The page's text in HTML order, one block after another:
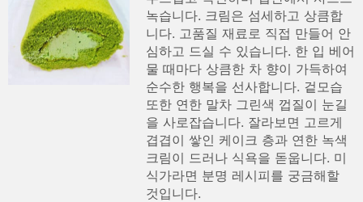
녹습니다. 크림은 섬세하고 상큼합
니다. 고품질 재료로 직접 만들어 안
심하고 드실 수 있습니다. 한 입 베어
물 때마다 상큼한 차 향이 가득하여
순수한 행복을 선사합니다. 겉모습
또한 연한 말차 그린색 껍질이 눈길
을 사로잡습니다. 잘라보면 고르게
겹겹이 쌓인 케이크 층과 연한 녹색
크림이 드러나 식욕을 돋웁니다. 미
식가라면 분명 레시피를 궁금해할
것입니다.